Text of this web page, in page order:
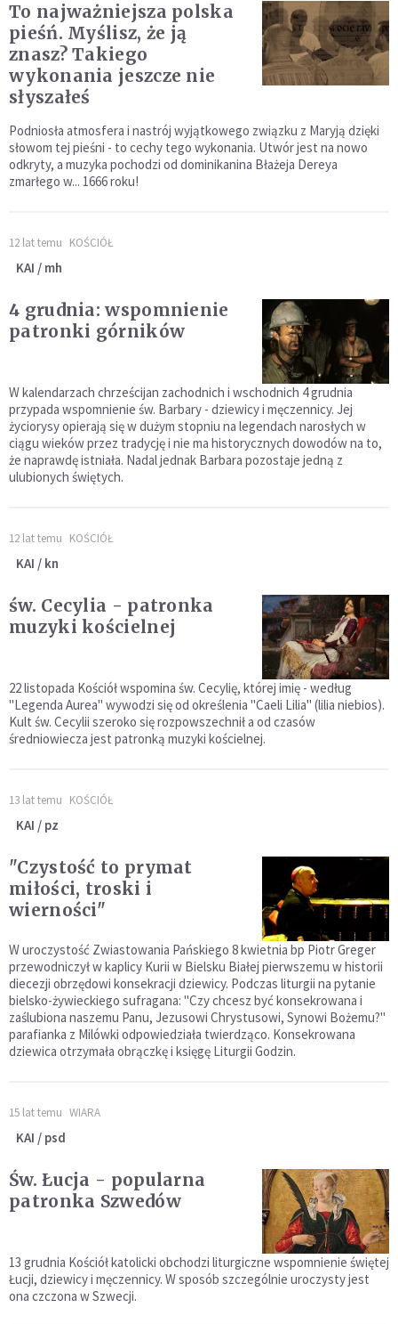
To najważniejsza polska
pieśń. Myślisz, że ją
znasz? Takiego
wykonania jeszcze nie
słyszałeś
Podniosła atmosfera i nastrój wyjątkowego związku z Maryją dzięki
słowom tej pieśni - to cechy tego wykonania. Utwór jest na nowo
odkryty, a muzyka pochodzi od dominikanina Błażeja Dereya
zmarłego w... 1666 roku!
12 lat temu KOŚCIÓŁ
KAI / mh
4 grudnia: wspomnienie
patronki górników
W kalendarzach chrześcijan zachodnich i wschodnich 4 grudnia
przypada wspomnienie św. Barbary - dziewicy i męczennicy. Jej
życiorysy opierają się w dużym stopniu na legendach narosłych w
ciągu wieków przez tradycję i nie ma historycznych dowodów na to,
że naprawdę istniała. Nadal jednak Barbara pozostaje jedną z
ulubionych świętych.
12 lat temu KOŚCIÓŁ
KAI / kn
św. Cecylia - patronka
muzyki kościelnej
22 listopada Kościół wspomina św. Cecylię, której imię - według
"Legenda Aurea" wywodzi się od określenia "Caeli Lilia" (lilia niebios).
Kult św. Cecylii szeroko się rozpowszechnił a od czasów
średniowiecza jest patronką muzyki kościelnej.
13 lat temu KOŚCIÓŁ
KAI / pz
"Czystość to prymat
miłości, troski i
wierności"
W uroczystość Zwiastowania Pańskiego 8 kwietnia bp Piotr Greger
przewodniczył w kaplicy Kurii w Bielsku Białej pierwszemu w historii
diecezji obrzędowi konsekracji dziewicy. Podczas liturgii na pytanie
bielsko-żywieckiego sufragana: "Czy chcesz być konsekrowana i
zaślubiona naszemu Panu, Jezusowi Chrystusowi, Synowi Bożemu?"
parafianka z Milówki odpowiedziała twierdząco. Konsekrowana
dziewica otrzymała obrączkę i księgę Liturgii Godzin.
15 lat temu WIARA
KAI / psd
Św. Łucja - popularna
patronka Szwedów
13 grudnia Kościół katolicki obchodzi liturgiczne wspomnienie świętej
Łucji, dziewicy i męczennicy. W sposób szczególnie uroczysty jest
ona czczona w Szwecji.